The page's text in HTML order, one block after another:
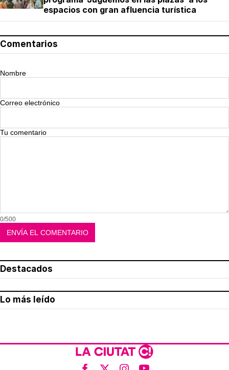
espacios con gran afluencia turística
Comentarios
Nombre
Correo electrónico
Tu comentario
0/500
Destacados
Lo más leído